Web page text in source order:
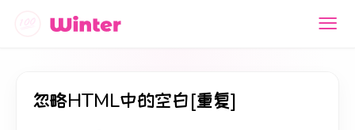
忽略HTML中的空白[重复]